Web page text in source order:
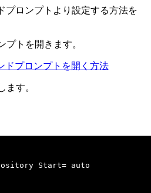
プロンプトより設定する方法を
プトを開きます。
ドプロンプトを開く方法
ます。
Start= auto